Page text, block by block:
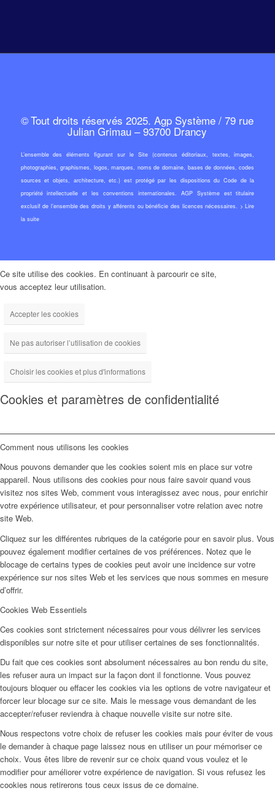
© Tout droits réservés 2025. Agp Système / 79 rue
Julian Grimau – 93700 Drancy
L’ensemble des éléments figurant sur le Site (contenus éditoriaux, textes, images,
photographies, graphismes, logos, marques, noms de domaine, bases de données, codes
sources et objets, architecture, etc.) est protégé par les dispositions du Code de la
propriété intellectuelle et les conventions internationales. AGP Système est titulaire
exclusif de l’ensemble des droits y afférents ou bénéficie des licences nécessaires. >Lire
la suite
Ce site utilise des cookies. En continuant à parcourir ce site,
vous acceptez leur utilisation.
Accepter les cookies
Ne pas autoriser l’utilisation de cookies
Choisir les cookies et plus d'informations
Cookies et paramètres de confidentialité
Comment nous utilisons les cookies
Nous pouvons demander que les cookies soient mis en place sur votre
appareil. Nous utilisons des cookies pour nous faire savoir quand vous
visitez nos sites Web, comment vous interagissez avec nous, pour enrichir
votre expérience utilisateur, et pour personnaliser votre relation avec notre
site Web.
Cliquez sur les différentes rubriques de la catégorie pour en savoir plus. Vous
pouvez également modifier certaines de vos préférences. Notez que le
blocage de certains types de cookies peut avoir une incidence sur votre
expérience sur nos sites Web et les services que nous sommes en mesure
d’offrir.
Cookies Web Essentiels
Ces cookies sont strictement nécessaires pour vous délivrer les services
disponibles sur notre site et pour utiliser certaines de ses fonctionnalités.
Du fait que ces cookies sont absolument nécessaires au bon rendu du site,
les refuser aura un impact sur la façon dont il fonctionne. Vous pouvez
toujours bloquer ou effacer les cookies via les options de votre navigateur et
forcer leur blocage sur ce site. Mais le message vous demandant de les
accepter/refuser reviendra à chaque nouvelle visite sur notre site.
Nous respectons votre choix de refuser les cookies mais pour éviter de vous
le demander à chaque page laissez nous en utiliser un pour mémoriser ce
choix. Vous êtes libre de revenir sur ce choix quand vous voulez et le
modifier pour améliorer votre expérience de navigation. Si vous refusez les
cookies nous retirerons tous ceux issus de ce domaine.